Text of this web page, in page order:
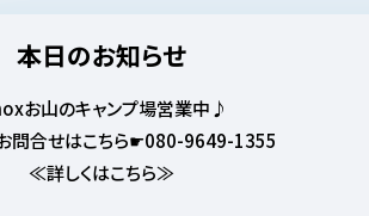
本日のお知らせ
お山のキャンプ場営業中♪
問合せはこちら☛080-9649-1355
≪詳しくはこちら≫